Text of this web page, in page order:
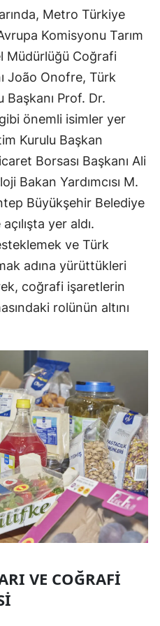
Metro Türkiye
Komisyonu Tarım
Müdürlüğü Coğrafi
João Onofre, Türk
Prof. Dr.
önemli isimler yer
Kurulu Başkan
Borsası Başkanı Ali
Bakan Yardımcısı M.
Büyükşehir Belediye
yer aldı.
ve Türk
adına yürüttükleri
coğrafi işaretlerin
rolünün altını
VE COĞRAFI